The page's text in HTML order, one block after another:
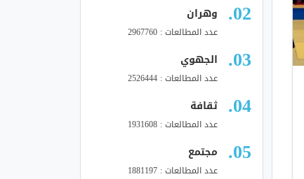
وهران
عدد المطالعات : 2967760
الجهوي
عدد المطالعات : 2526444
ثقافة
عدد المطالعات : 1931608
مجتمع
عدد المطالعات : 1881197